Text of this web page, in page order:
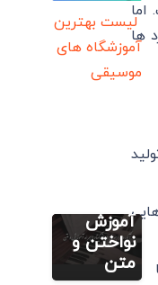
ها
لیست بهترین
آموزشگاه های
موسیقی
فارسی (پیانو
گیتار ویولن
(پیانو
آموزش
نواختن و
متن
گیری
گیتار:
جدولایروبیک گیتار